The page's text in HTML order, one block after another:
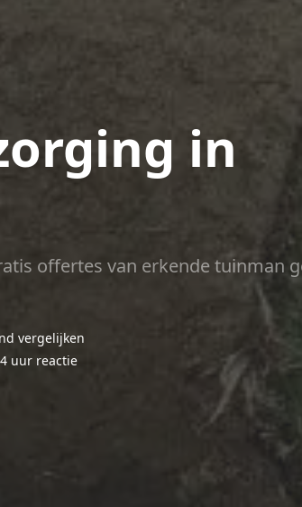
in
offertes van erkende tuinman
vergelijken
uur reactie